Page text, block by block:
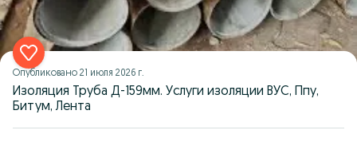
Опубликовано 21 июля 2026 г.
Изоляция Труба Д-159мм. Услуги изоляции ВУС, Ппу,
Битум, Лента